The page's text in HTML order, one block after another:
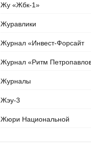
Жу «Жбк-1»
Журавлики
Журнал «Инвест-Форсайт
Журнал «Ритм
Журналы
Жэу-3
Жюри Национальной